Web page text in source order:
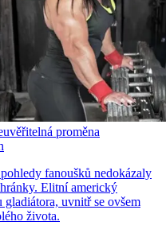
proměna
fanoušků nedokázaly
Elitní americký
uvnitř se ovšem
života.